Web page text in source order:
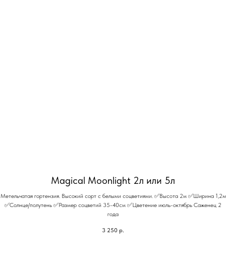
Magical Moonlight 2л или 5л
Метельчатая гортензия. Высокий сорт с белыми соцветиями. ✅Высота 2м ✅Ширина 1,2м
✅Солнце/полутень ✅Размер соцветий 35-40см ✅Цветение июль-октябрь Саженец 2
года
3 250 р.